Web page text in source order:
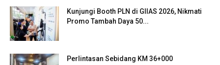
Kunjungi Booth PLN di GIIAS 2026, Nikmati
Promo Tambah Daya 50...
Perlintasan Sebidang KM 36+000